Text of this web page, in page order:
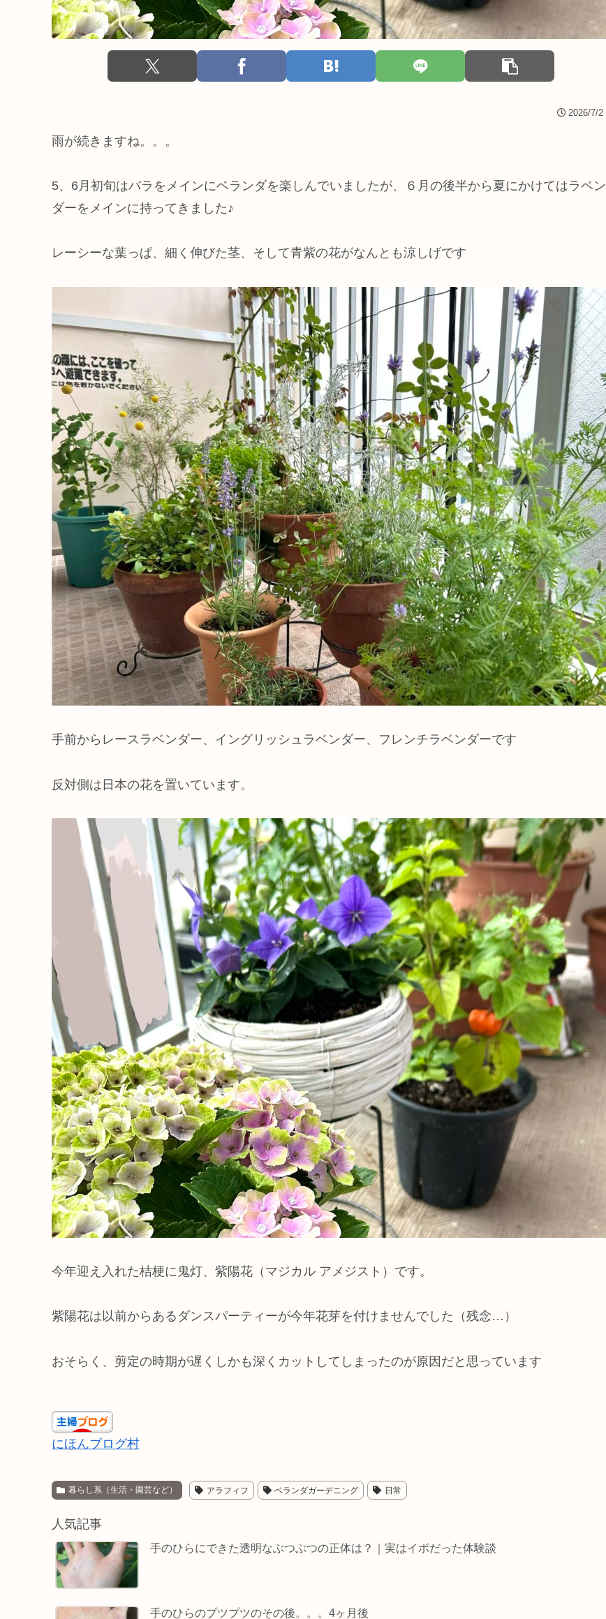
2026/7/2
雨が続きますね。。。
5、6月初旬はバラをメインにベランダを楽しんでいましたが、６月の後半から夏にかけてはラベン
ダーをメインに持ってきました♪
レーシーな葉っぱ、細く伸びた茎、そして青紫の花がなんとも涼しげです
手前からレースラベンダー、イングリッシュラベンダー、フレンチラベンダーです
反対側は日本の花を置いています。
今年迎え入れた桔梗に鬼灯、紫陽花（マジカル アメジスト）です。
紫陽花は以前からあるダンスパーティーが今年花芽を付けませんでした（残念…）
おそらく、剪定の時期が遅くしかも深くカットしてしまったのが原因だと思っています
にほんブログ村
暮らし系（生活・園芸など） アラフィフ ベランダガーデニング 日常
人気記事
手のひらにできた透明なぶつぶつの正体は？｜実はイボだった体験談
手のひらのプツプツのその後。。。4ヶ月後